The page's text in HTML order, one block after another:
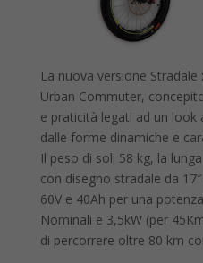
La nuova versione
Urban Commuter,
e praticità legati ad un look
dalle forme dinamiche e
Il peso di soli 58 kg, la
con disegno stradale da
60V e 40Ah per una
Nominali e 3,5kW (per
di percorrere oltre 80 km